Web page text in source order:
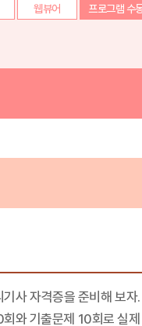
웹뷰어 프로그램 수
자격증을 준비해 보자
와 기출문제 10회로 실